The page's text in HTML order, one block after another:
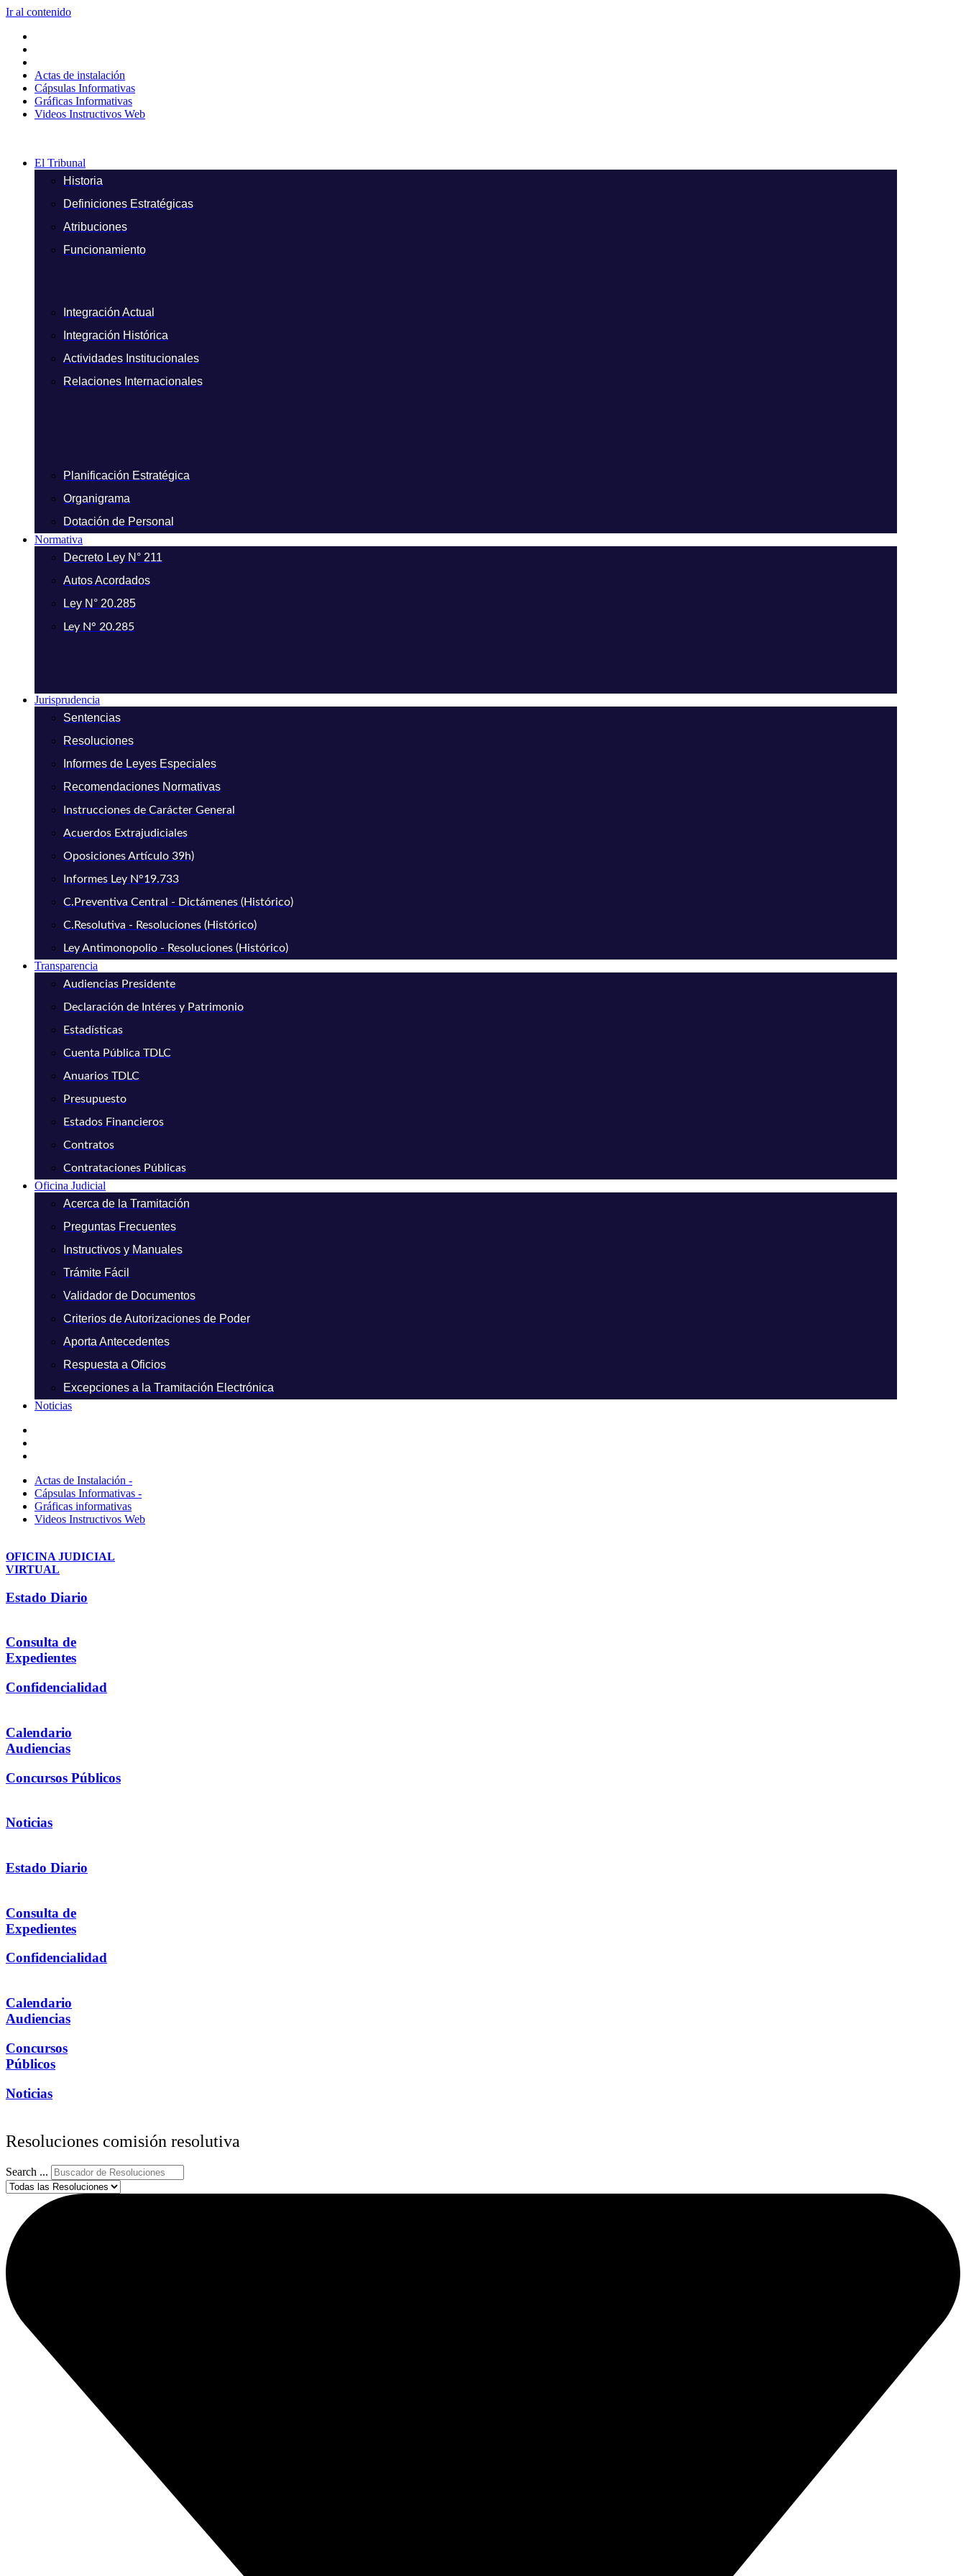
Ir al contenido
Actas de instalación
Cápsulas Informativas
Gráficas Informativas
Videos Instructivos Web
El Tribunal
Historia
Definiciones Estratégicas
Atribuciones
Funcionamiento
Integración Actual
Integración Histórica
Actividades Institucionales
Relaciones Internacionales
Planificación Estratégica
Organigrama
Dotación de Personal
Normativa
Decreto Ley N° 211
Autos Acordados
Ley N° 20.285
Ley N° 20.285
Jurisprudencia
Sentencias
Resoluciones
Informes de Leyes Especiales
Recomendaciones Normativas
Instrucciones de Carácter General
Acuerdos Extrajudiciales
Oposiciones Artículo 39h)
Informes Ley N°19.733
C.Preventiva Central - Dictámenes (Histórico)
C.Resolutiva - Resoluciones (Histórico)
Ley Antimonopolio - Resoluciones (Histórico)
Transparencia
Audiencias Presidente
Declaración de Intéres y Patrimonio
Estadísticas
Cuenta Pública TDLC
Anuarios TDLC
Presupuesto
Estados Financieros
Contratos
Contrataciones Públicas
Oficina Judicial
Acerca de la Tramitación
Preguntas Frecuentes
Instructivos y Manuales
Trámite Fácil
Validador de Documentos
Criterios de Autorizaciones de Poder
Aporta Antecedentes
Respuesta a Oficios
Excepciones a la Tramitación Electrónica
Noticias
Actas de Instalación -
Cápsulas Informativas -
Gráficas informativas
Videos Instructivos Web
OFICINA JUDICIAL
VIRTUAL
Estado Diario
Consulta de
Expedientes
Confidencialidad
Calendario
Audiencias
Concursos Públicos
Noticias
Estado Diario
Consulta de
Expedientes
Confidencialidad
Calendario
Audiencias
Concursos
Públicos
Noticias
Resoluciones comisión resolutiva
Search ...